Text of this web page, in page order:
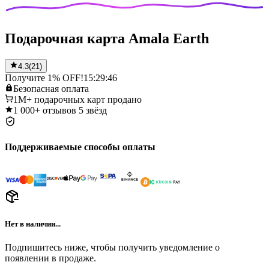
Подарочная карта Amala Earth
4.3(21)
Получите 1% OFF!15:29:46
Безопасная оплата
1M+ подарочных карт продано
1 000+ отзывов 5 звёзд
Поддерживаемые способы оплаты
Нет в наличии...
Подпишитесь ниже, чтобы получить уведомление о
появлении в продаже.